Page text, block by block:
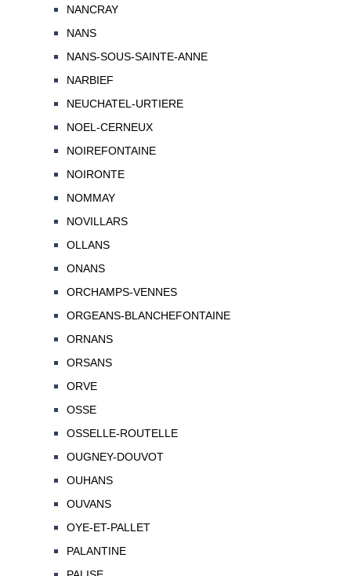
NANCRAY
NANS
NANS-SOUS-SAINTE-ANNE
NARBIEF
NEUCHATEL-URTIERE
NOEL-CERNEUX
NOIREFONTAINE
NOIRONTE
NOMMAY
NOVILLARS
OLLANS
ONANS
ORCHAMPS-VENNES
ORGEANS-BLANCHEFONTAINE
ORNANS
ORSANS
ORVE
OSSE
OSSELLE-ROUTELLE
OUGNEY-DOUVOT
OUHANS
OUVANS
OYE-ET-PALLET
PALANTINE